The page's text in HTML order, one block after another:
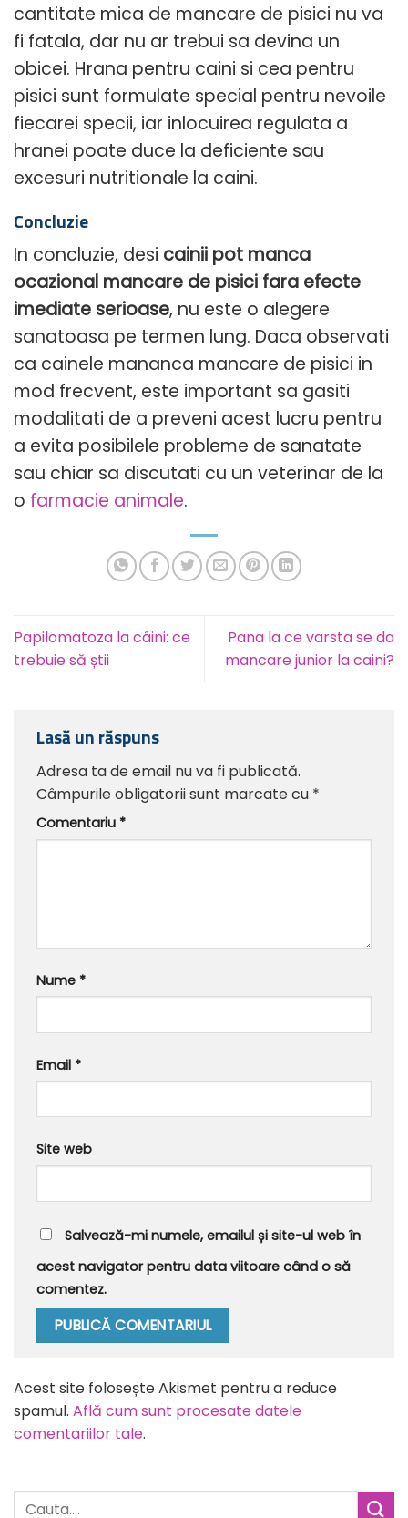
cantitate mica de mancare de pisici nu va
fi fatala, dar nu ar trebui sa devina un
obicei. Hrana pentru caini si cea pentru
pisici sunt formulate special pentru nevoile
fiecarei specii, iar inlocuirea regulata a
hranei poate duce la deficiente sau
excesuri nutritionale la caini.
Concluzie
In concluzie, desi cainii pot manca
ocazional mancare de pisici fara efecte
imediate serioase, nu este o alegere
sanatoasa pe termen lung. Daca observati
ca cainele mananca mancare de pisici in
mod frecvent, este important sa gasiti
modalitati de a preveni acest lucru pentru
a evita posibilele probleme de sanatate
sau chiar sa discutati cu un veterinar de la
o farmacie animale.
Papilomatoza la câini: ce
trebuie să știi
Pana la ce varsta se da
mancare junior la caini?
Lasă un răspuns
Adresa ta de email nu va fi publicată.
Câmpurile obligatorii sunt marcate cu *
Comentariu *
Nume *
Email *
Site web
Salvează-mi numele, emailul și site-ul web în
acest navigator pentru data viitoare când o să
comentez.
Acest site folosește Akismet pentru a reduce
spamul. Află cum sunt procesate datele
comentariilor tale.